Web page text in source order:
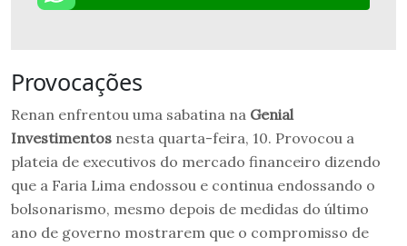
Provocações
Renan enfrentou uma sabatina na Genial
Investimentos nesta quarta-feira, 10. Provocou a
plateia de executivos do mercado financeiro dizendo
que a Faria Lima endossou e continua endossando o
bolsonarismo, mesmo depois de medidas do último
ano de governo mostrarem que o compromisso de